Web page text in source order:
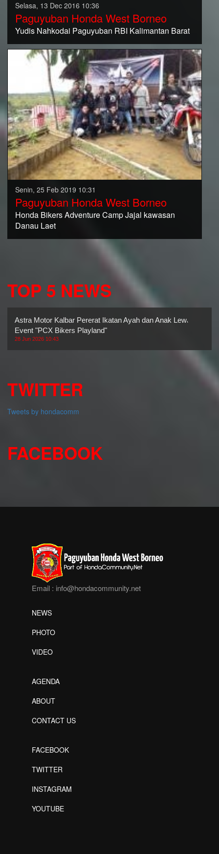
Selasa, 13 Dec 2016 10:36
Paguyuban Honda West Borneo
Yudis Nahkodai Paguyuban RBI Kalimantan Barat
Senin, 25 Feb 2019 10:31
Paguyuban Honda West Borneo
Honda Bikers Adventure Camp Jajal kawasan
Danau Laet
TOP 5 NEWS
Astra Motor Kalbar Pererat Ikatan Ayah dan Anak Lewat
Event "PCX Bikers Playland"
28 Jun 2026 10:43
TWITTER
Tweets by hondacomm
FACEBOOK
Email : info@hondacommunity.net
NEWS
PHOTO
VIDEO
AGENDA
ABOUT
CONTACT US
FACEBOOK
TWITTER
INSTAGRAM
YOUTUBE